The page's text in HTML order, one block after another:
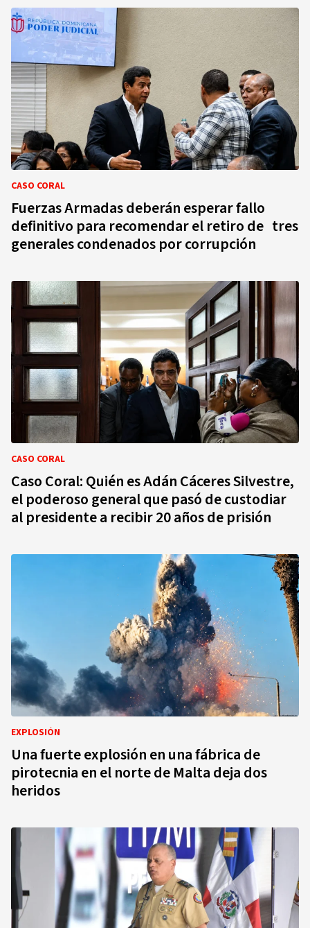
CASO CORAL
Fuerzas Armadas deberán esperar fallo
definitivo para recomendar el retiro de tres
generales condenados por corrupción
CASO CORAL
Caso Coral: Quién es Adán Cáceres Silvestre,
el poderoso general que pasó de custodiar
al presidente a recibir 20 años de prisión
EXPLOSIÓN
Una fuerte explosión en una fábrica de
pirotecnia en el norte de Malta deja dos
heridos